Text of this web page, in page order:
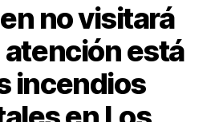
no visitará
atención está
incendios